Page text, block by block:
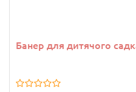
Банер для дитячого